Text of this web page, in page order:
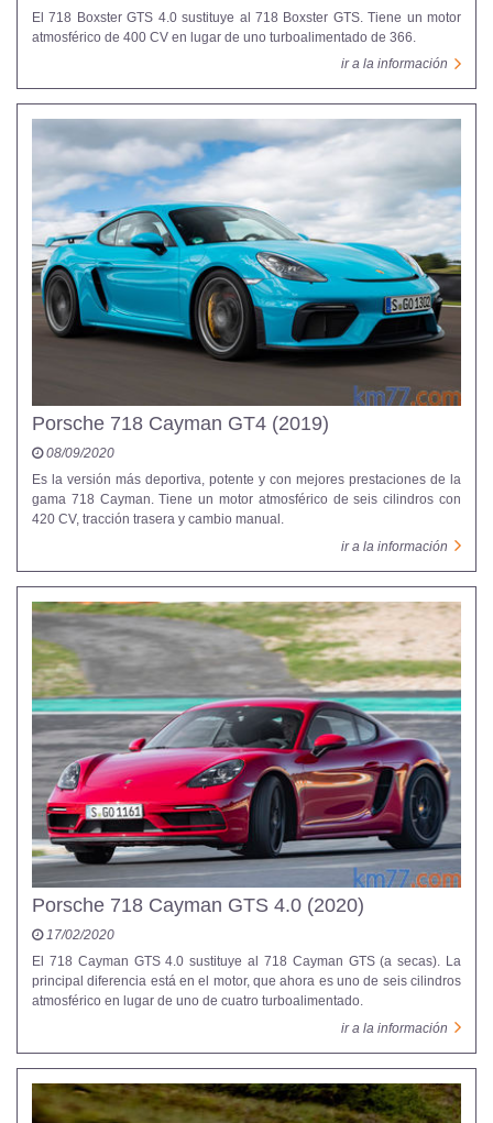
El 718 Boxster GTS 4.0 sustituye al 718 Boxster GTS. Tiene un motor
atmosférico de 400 CV en lugar de uno turboalimentado de 366.
ir a la información
Porsche 718 Cayman GT4 (2019)
08/09/2020
Es la versión más deportiva, potente y con mejores prestaciones de la
gama 718 Cayman. Tiene un motor atmosférico de seis cilindros con
420 CV, tracción trasera y cambio manual.
ir a la información
Porsche 718 Cayman GTS 4.0 (2020)
17/02/2020
El 718 Cayman GTS 4.0 sustituye al 718 Cayman GTS (a secas). La
principal diferencia está en el motor, que ahora es uno de seis cilindros
atmosférico en lugar de uno de cuatro turboalimentado.
ir a la información